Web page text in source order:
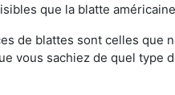
que la blatte
de blattes sont celles que
vous sachiez de quel type